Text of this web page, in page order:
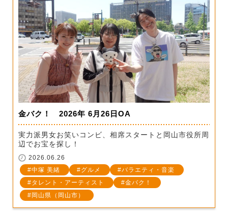
金バク！ 2026年 6月26日OA
実力派男女お笑いコンビ、相席スタートと岡山市役所周
辺でお宝を探し！
2026.06.26
中塚 美緒
グルメ
バラエティ・音楽
タレント・アーティスト
金バク！
岡山県（岡山市）